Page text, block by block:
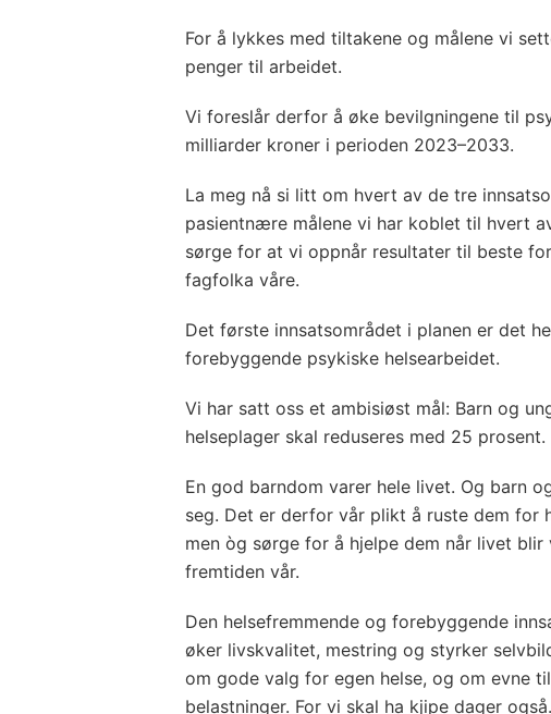
For å lykkes med tiltakene og målene vi
penger til arbeidet.
Vi foreslår derfor å øke bevilgningene til
milliarder kroner i perioden 2023–2033.
La meg nå si litt om hvert av de tre
pasientnære målene vi har koblet til hvert
sørge for at vi oppnår resultater til beste
fagfolka våre.
Det første innsatsområdet i planen er det
forebyggende psykiske helsearbeidet.
Vi har satt oss et ambisiøst mål: Barn og
helseplager skal reduseres med 25 prosent.
En god barndom varer hele livet. Og barn
seg. Det er derfor vår plikt å ruste dem for
men òg sørge for å hjelpe dem når livet blir
fremtiden vår.
Den helsefremmende og forebyggende
øker livskvalitet, mestring og styrker
om gode valg for egen helse, og om evne
belastninger. For vi skal ha kjipe dager